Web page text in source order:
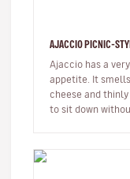
AJACCIO PICNIC-
Ajaccio has a
appetite. It
cheese and
to sit down